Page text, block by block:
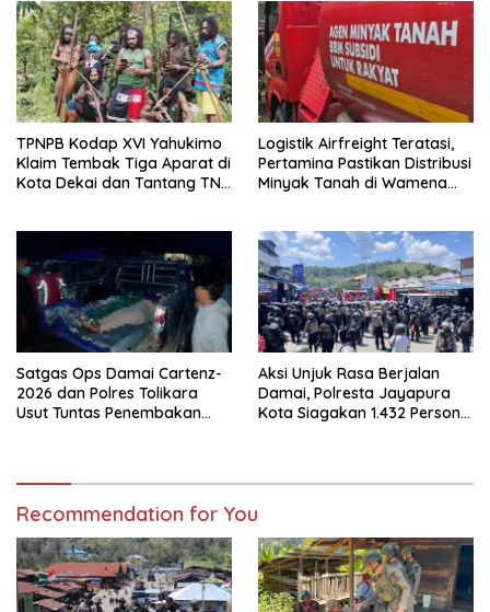
TPNPB Kodap XVI Yahukimo
Klaim Tembak Tiga Aparat di
Kota Dekai dan Tantang TNI-
Logistik Airfreight Teratasi,
Pertamina Pastikan Distribusi
Minyak Tanah di Wamena
Satgas Ops Damai Cartenz-
2026 dan Polres Tolikara
Usut Tuntas Penembakan
Aksi Unjuk Rasa Berjalan
Damai, Polresta Jayapura
Kota Siagakan 1.432 Personel
Recommendation for You